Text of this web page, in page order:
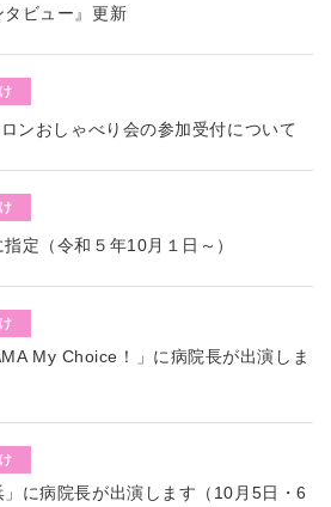
ビュー』更新
ンおしゃべり会の参加受付について
定（令和５年10月１日～）
My Choice！」に病院長が出演しま
に病院長が出演します（10月5日・6